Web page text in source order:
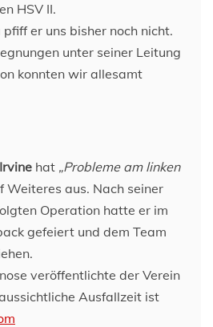
HSV II.
er uns bisher noch nicht.
unter seiner Leitung
konnten wir allesamt
hat „Probleme am linken
aus. Nach seiner
Operation hatte er im
gefeiert und dem Team
veröffentlichte der Verein
Ausfallzeit ist